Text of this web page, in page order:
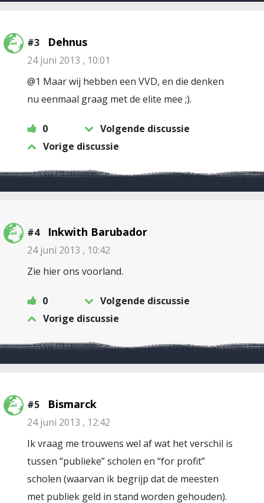
#3 Dehnus
24 juni 2013 , 10:01
@1 Maar wij hebben een VVD, en die denken
nu eenmaal graag met de elite mee ;).
0
Volgende discussie
Vorige discussie
#4 Inkwith Barubador
24 juni 2013 , 10:42
Zie hier ons voorland.
0
Volgende discussie
Vorige discussie
#5 Bismarck
24 juni 2013 , 12:42
Ik vraag me trouwens wel af wat het verschil is
tussen “publieke” scholen en “for profit”
scholen (waarvan ik begrijp dat de meesten
met publiek geld in stand worden gehouden).